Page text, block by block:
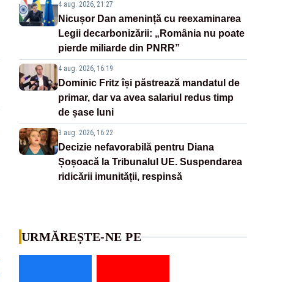
4 aug. 2026, 21:27
Nicușor Dan amenință cu reexaminarea
Legii decarbonizării: „România nu poate
pierde miliarde din PNRR”
4 aug. 2026, 16:19
Dominic Fritz își păstrează mandatul de
primar, dar va avea salariul redus timp
de șase luni
3 aug. 2026, 16:22
Decizie nefavorabilă pentru Diana
Șoșoacă la Tribunalul UE. Suspendarea
ridicării imunității, respinsă
URMĂREȘTE-NE PE